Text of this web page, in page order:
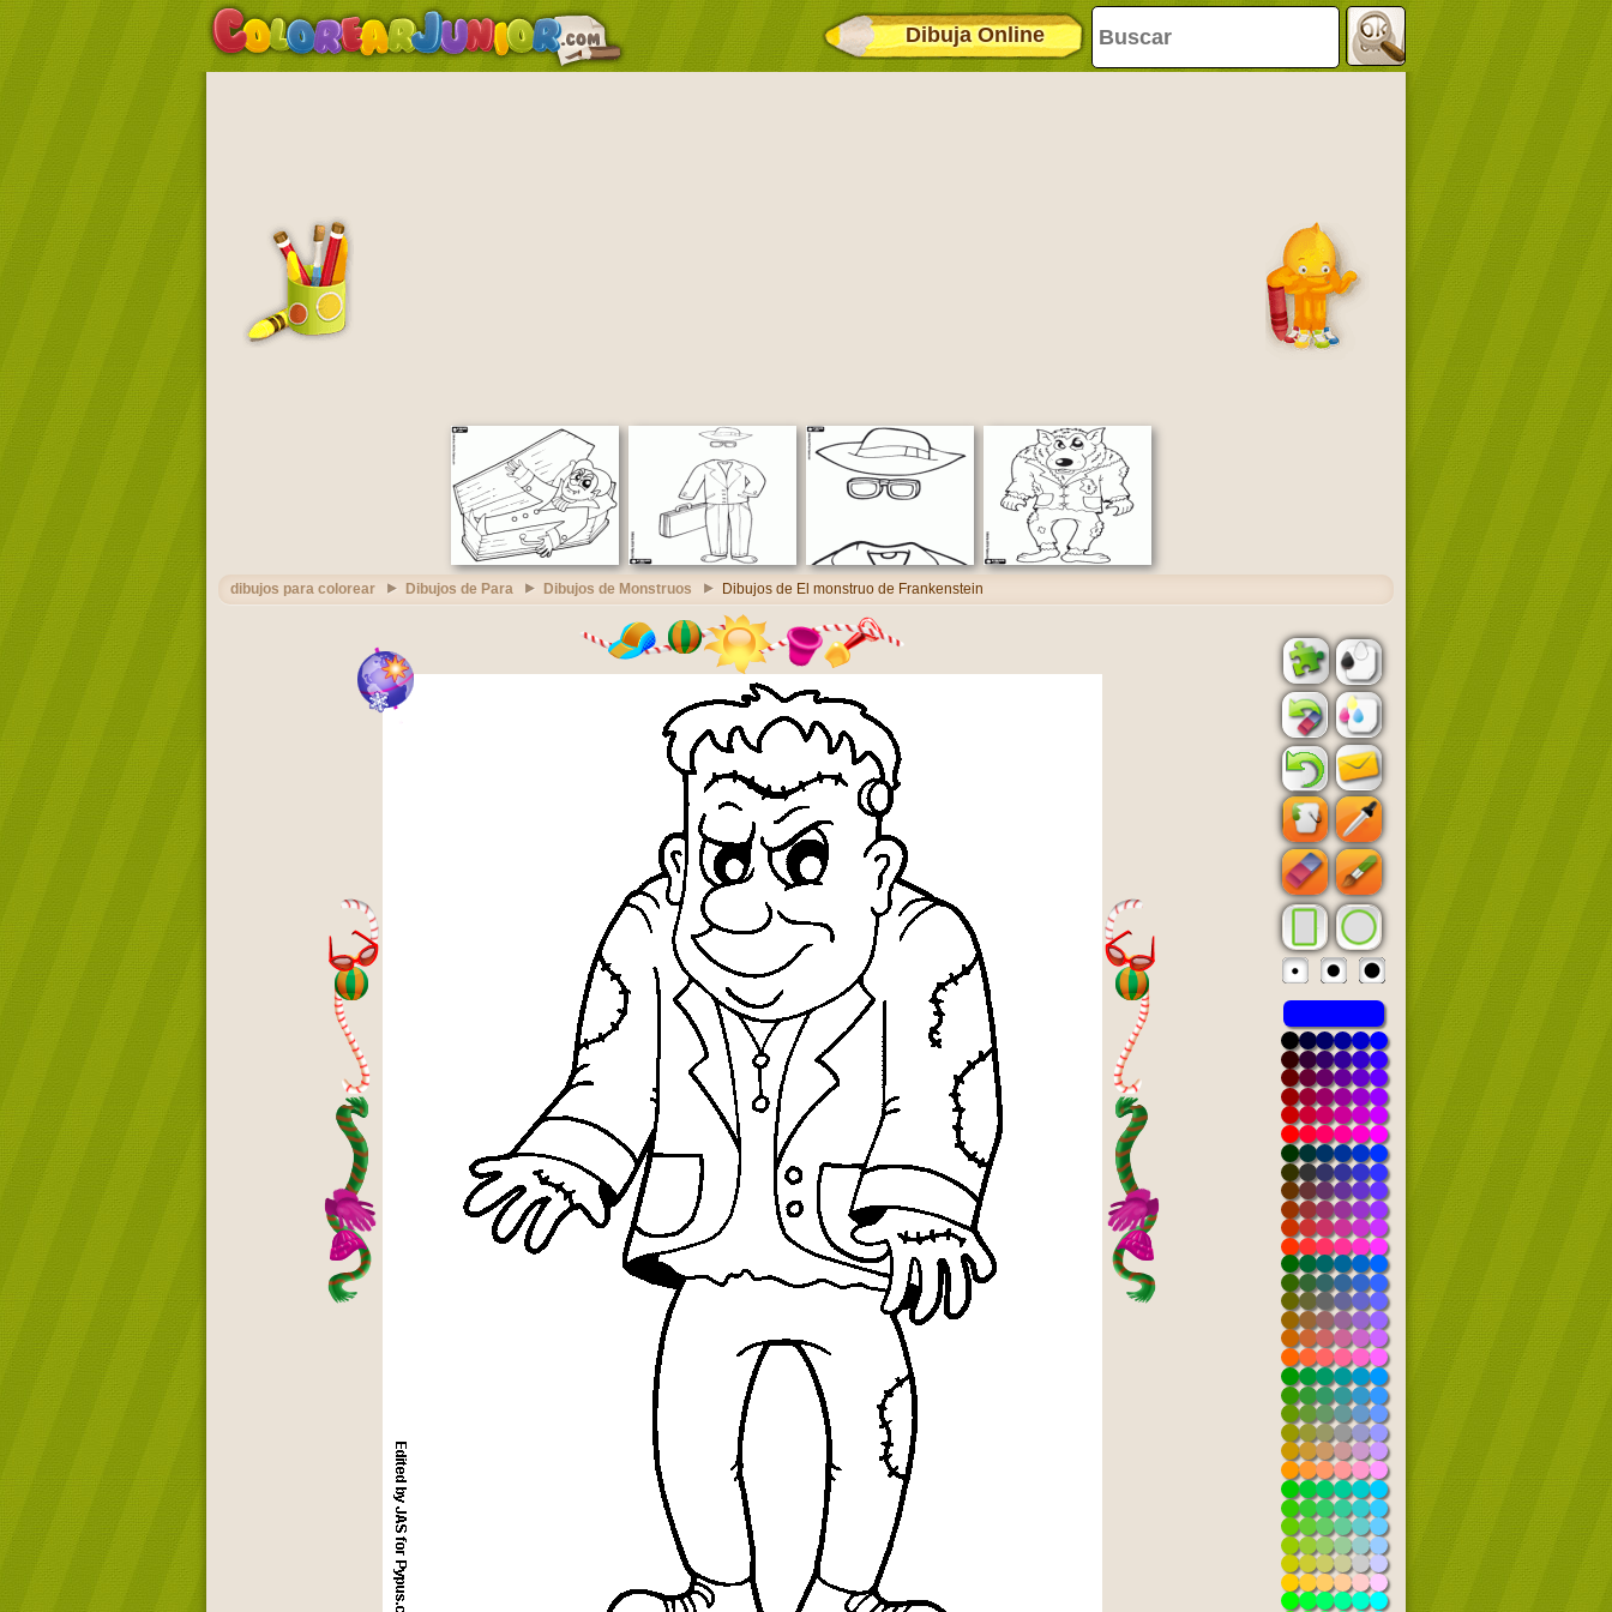
Dibuja Online
dibujos para colorear Dibujos de Para Dibujos de Monstruos Dibujos de El monstruo de Frankenstein